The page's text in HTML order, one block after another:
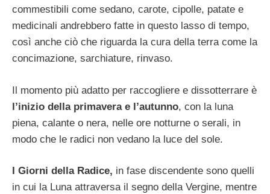
commestibili come sedano, carote, cipolle, patate e
medicinali andrebbero fatte in questo lasso di tempo,
così anche ciò che riguarda la cura della terra come la
concimazione, sarchiature, rinvaso.
Il momento più adatto per raccogliere e dissotterrare è
l’inizio della primavera e l’autunno, con la luna
piena, calante o nera, nelle ore notturne o serali, in
modo che le radici non vedano la luce del sole.
I Giorni della Radice, in fase discendente sono quelli
in cui la Luna attraversa il segno della Vergine, mentre